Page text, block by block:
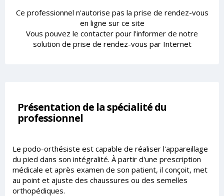
Ce professionnel n'autorise pas la prise de rendez-vous
en ligne sur ce site
Vous pouvez le contacter pour l'informer de notre
solution de prise de rendez-vous par Internet
Présentation de la spécialité du
professionnel
Le podo-orthésiste est capable de réaliser l'appareillage
du pied dans son intégralité. À partir d'une prescription
médicale et après examen de son patient, il conçoit, met
au point et ajuste des chaussures ou des semelles
orthopédiques.